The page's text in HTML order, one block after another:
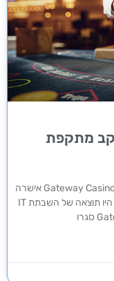
מתקפת
חברת הקזינו הקנדית Gateway Casinos & Entertainment Ltd אישרה
כי סגירת 14 הנכסים שלה באונטריו לפני כשבוע היו תוצאה של השבתת IT